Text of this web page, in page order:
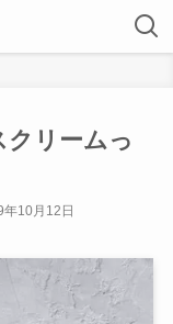
リームっ
年10月12日